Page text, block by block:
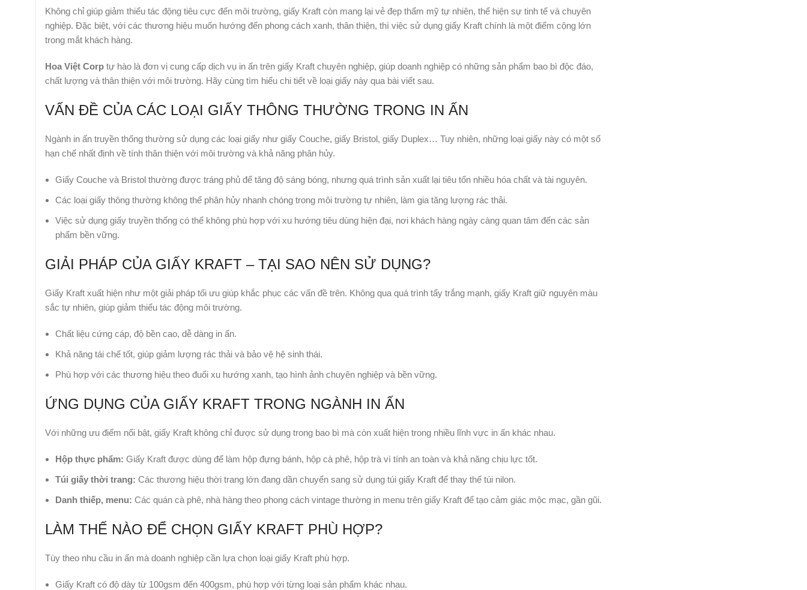
Không chỉ giúp giảm thiểu tác động tiêu cực đến môi trường, giấy Kraft còn mang lại vẻ đẹp thẩm mỹ tự nhiên, thể hiện sự tinh tế và chuyên
nghiệp. Đặc biệt, với các thương hiệu muốn hướng đến phong cách xanh, thân thiện, thì việc sử dụng giấy Kraft chính là một điểm cộng lớn
trong mắt khách hàng.
Hoa Việt Corp tự hào là đơn vị cung cấp dịch vụ in ấn trên giấy Kraft chuyên nghiệp, giúp doanh nghiệp có những sản phẩm bao bì độc đáo,
chất lượng và thân thiện với môi trường. Hãy cùng tìm hiểu chi tiết về loại giấy này qua bài viết sau.
VẤN ĐỀ CỦA CÁC LOẠI GIẤY THÔNG THƯỜNG TRONG IN ẤN
Ngành in ấn truyền thống thường sử dụng các loại giấy như giấy Couche, giấy Bristol, giấy Duplex… Tuy nhiên, những loại giấy này có một số
hạn chế nhất định về tính thân thiện với môi trường và khả năng phân hủy.
Giấy Couche và Bristol thường được tráng phủ để tăng độ sáng bóng, nhưng quá trình sản xuất lại tiêu tốn nhiều hóa chất và tài nguyên.
Các loại giấy thông thường không thể phân hủy nhanh chóng trong môi trường tự nhiên, làm gia tăng lượng rác thải.
Việc sử dụng giấy truyền thống có thể không phù hợp với xu hướng tiêu dùng hiện đại, nơi khách hàng ngày càng quan tâm đến các sản
phẩm bền vững.
GIẢI PHÁP CỦA GIẤY KRAFT – TẠI SAO NÊN SỬ DỤNG?
Giấy Kraft xuất hiện như một giải pháp tối ưu giúp khắc phục các vấn đề trên. Không qua quá trình tẩy trắng mạnh, giấy Kraft giữ nguyên màu
sắc tự nhiên, giúp giảm thiểu tác động môi trường.
Chất liệu cứng cáp, độ bền cao, dễ dàng in ấn.
Khả năng tái chế tốt, giúp giảm lượng rác thải và bảo vệ hệ sinh thái.
Phù hợp với các thương hiệu theo đuổi xu hướng xanh, tạo hình ảnh chuyên nghiệp và bền vững.
ỨNG DỤNG CỦA GIẤY KRAFT TRONG NGÀNH IN ẤN
Với những ưu điểm nổi bật, giấy Kraft không chỉ được sử dụng trong bao bì mà còn xuất hiện trong nhiều lĩnh vực in ấn khác nhau.
Hộp thực phẩm: Giấy Kraft được dùng để làm hộp đựng bánh, hộp cà phê, hộp trà vì tính an toàn và khả năng chịu lực tốt.
Túi giấy thời trang: Các thương hiệu thời trang lớn đang dần chuyển sang sử dụng túi giấy Kraft để thay thế túi nilon.
Danh thiếp, menu: Các quán cà phê, nhà hàng theo phong cách vintage thường in menu trên giấy Kraft để tạo cảm giác mộc mạc, gần gũi.
LÀM THẾ NÀO ĐỂ CHỌN GIẤY KRAFT PHÙ HỢP?
Tùy theo nhu cầu in ấn mà doanh nghiệp cần lựa chọn loại giấy Kraft phù hợp.
Giấy Kraft có độ dày từ 100gsm đến 400gsm, phù hợp với từng loại sản phẩm khác nhau.